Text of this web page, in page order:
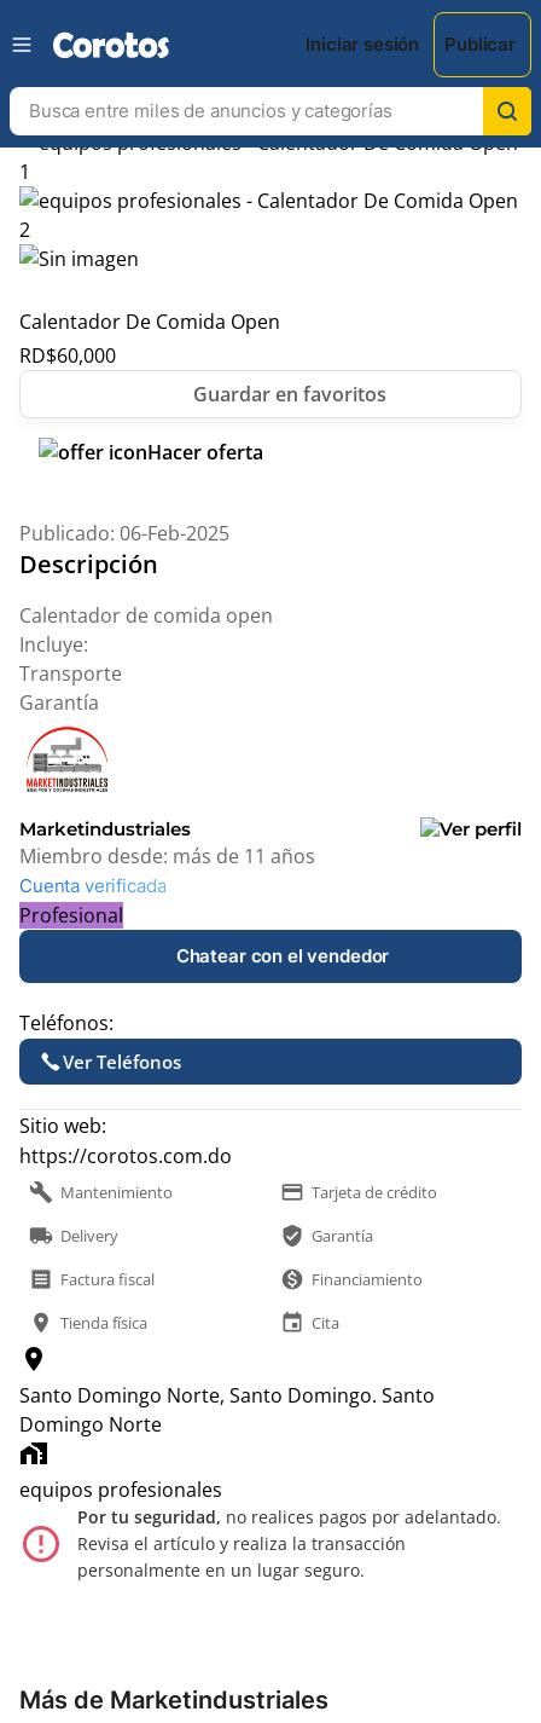
Iniciar sesión Publicar
Calentador De Comida Open
RD$60,000
Hacer oferta
Publicado: 06-Feb-2025
Descripción
Calentador de comida open
Incluye:
Transporte
Garantía
Marketindustriales
Miembro desde: más de 11 años
Cuenta verificada
Profesional
Chatear con el vendedor
Teléfonos:
Ver Teléfonos
Sitio web:
https://corotos.com.do
build Mantenimiento payment Tarjeta de crédito
local_shipping Delivery verified_user Garantía
receipt Factura fiscal monetization_on Financiamiento
location_on Tienda física event Cita
location_on
Santo Domingo Norte, Santo Domingo. Santo
Domingo Norte
home_work
equipos profesionales
error_outline
Por tu seguridad, no realices pagos por adelantado.
Revisa el artículo y realiza la transacción
personalmente en un lugar seguro.
Más de Marketindustriales